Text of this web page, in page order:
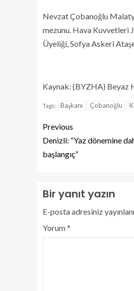
Nevzat Çobanoğlu
mezunu. Hava Kuvvetleri
Üyeliği, Sofya Askerî
Kaynak: (BYZHA) Beyaz
Tags: Başkanı Çobanoğlu
Previous
Denizli: “Yaz dönemine
başlangıç”
Bir yanıt yazın
E-posta adresiniz
Yorum*